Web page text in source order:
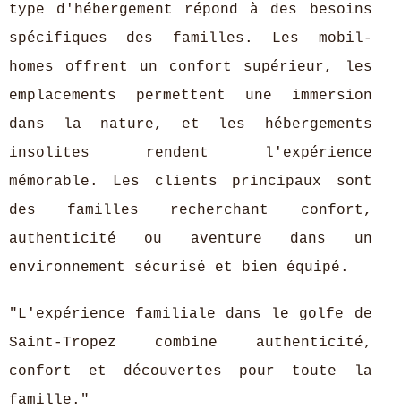
type d'hébergement répond à des besoins
spécifiques des familles. Les mobil-
homes offrent un confort supérieur, les
emplacements permettent une immersion
dans la nature, et les hébergements
insolites rendent l'expérience
mémorable. Les clients principaux sont
des familles recherchant confort,
authenticité ou aventure dans un
environnement sécurisé et bien équipé.
"L'expérience familiale dans le golfe de
Saint-Tropez combine authenticité,
confort et découvertes pour toute la
famille."